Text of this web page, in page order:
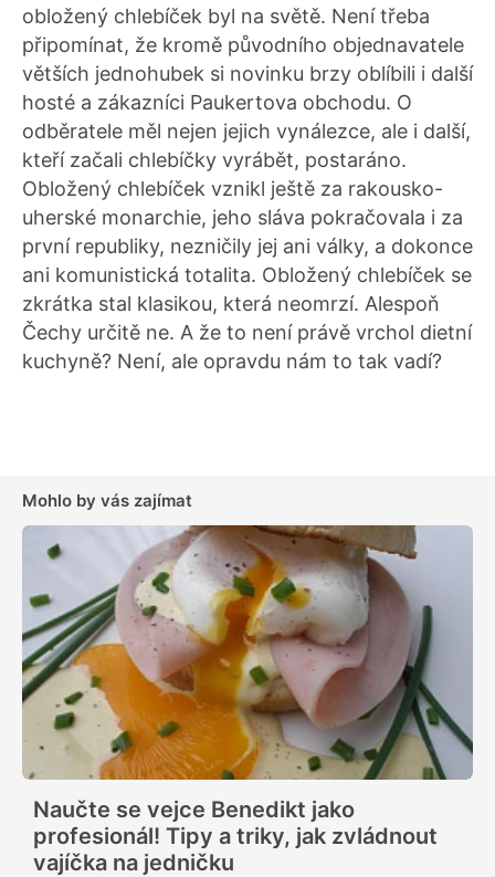
obložený chlebíček byl na světě. Není třeba
připomínat, že kromě původního objednavatele
větších jednohubek si novinku brzy oblíbili i další
hosté a zákazníci Paukertova obchodu. O
odběratele měl nejen jejich vynálezce, ale i další,
kteří začali chlebíčky vyrábět, postaráno.
Obložený chlebíček vznikl ještě za rakousko-
uherské monarchie, jeho sláva pokračovala i za
první republiky, nezničily jej ani války, a dokonce
ani komunistická totalita. Obložený chlebíček se
zkrátka stal klasikou, která neomrzí. Alespoň
Čechy určitě ne. A že to není právě vrchol dietní
kuchyně? Není, ale opravdu nám to tak vadí?
Mohlo by vás zajímat
Naučte se vejce Benedikt jako
profesionál! Tipy a triky, jak zvládnout
vajíčka na jedničku